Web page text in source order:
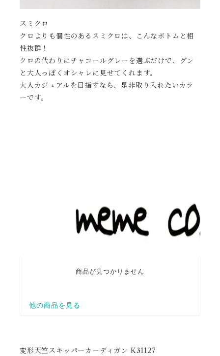
スミクロ
クロよりも個性のあるスミクロは、こんなボトムと相
性抜群！
クロの代わりにチャコールグレーを選ぶだけで、グン
と大人っぽくオシャレに見せてくれます。
大人カジュアルを目指すなら、是非取り入れたいカラ
ーです。
変形天竺スキッパーカーディガン K31127